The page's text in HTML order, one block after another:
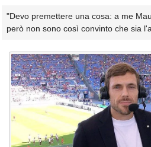
"Devo premettere una cosa: a me
però non sono così convinto che sia